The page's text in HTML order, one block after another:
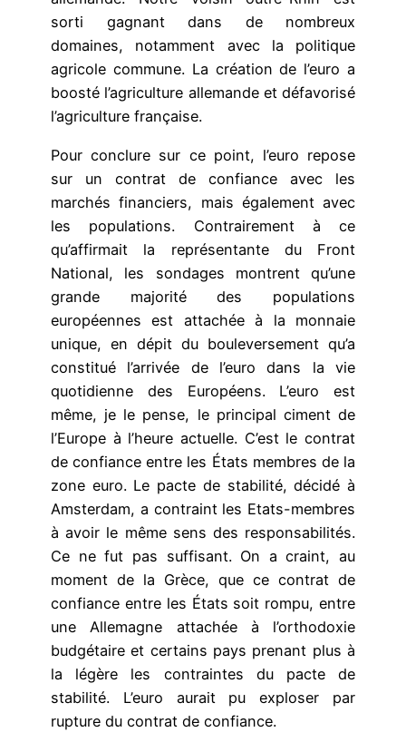
sorti gagnant dans de nombreux
domaines, notamment avec la politique
agricole commune. La création de l’euro a
boosté l’agriculture allemande et défavorisé
l’agriculture française.
Pour conclure sur ce point, l’euro repose
sur un contrat de confiance avec les
marchés financiers, mais également avec
les populations. Contrairement à ce
qu’affirmait la représentante du Front
National, les sondages montrent qu’une
grande majorité des populations
européennes est attachée à la monnaie
unique, en dépit du bouleversement qu’a
constitué l’arrivée de l’euro dans la vie
quotidienne des Européens. L’euro est
même, je le pense, le principal ciment de
l’Europe à l’heure actuelle. C’est le contrat
de confiance entre les États membres de la
zone euro. Le pacte de stabilité, décidé à
Amsterdam, a contraint les Etats-membres
à avoir le même sens des responsabilités.
Ce ne fut pas suffisant. On a craint, au
moment de la Grèce, que ce contrat de
confiance entre les États soit rompu, entre
une Allemagne attachée à l’orthodoxie
budgétaire et certains pays prenant plus à
la légère les contraintes du pacte de
stabilité. L’euro aurait pu exploser par
rupture du contrat de confiance.